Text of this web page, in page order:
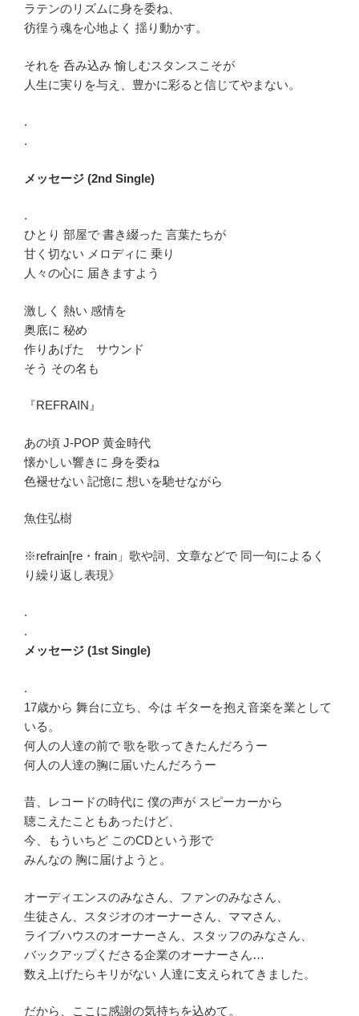
ラテンのリズムに身を委ね、
彷徨う魂を心地よく 揺り動かす。
それを 呑み込み 愉しむスタンスこそが
人生に実りを与え、豊かに彩ると信じてやまない。
.
.
メッセージ (2nd Single)
.
ひとり 部屋で 書き綴った 言葉たちが
甘く切ない メロディに 乗り
人々の心に 届きますよう
激しく 熱い 感情を
奥底に 秘め
作りあげた サウンド
そう その名も
『REFRAIN』
あの頃 J-POP 黄金時代
懐かしい響きに 身を委ね
色褪せない 記憶に 想いを馳せながら
魚住弘樹
※refrain[re・frain」歌や詞、文章などで 同一句によるく
り繰り返し表現》
.
.
メッセージ (1st Single)
.
17歳から 舞台に立ち、今は ギターを抱え音楽を業として
いる。
何人の人達の前で 歌を歌ってきたんだろうー
何人の人達の胸に届いたんだろうー
昔、レコードの時代に 僕の声が スピーカーから
聴こえたこともあったけど、
今、もういちど このCDという形で
みんなの 胸に届けようと。
オーディエンスのみなさん、ファンのみなさん、
生徒さん、スタジオのオーナーさん、ママさん、
ライブハウスのオーナーさん、スタッフのみなさん、
バックアップくださる企業のオーナーさん…
数え上げたらキリがない 人達に支えられてきました。
だから、ここに感謝の気持ちを込めて。